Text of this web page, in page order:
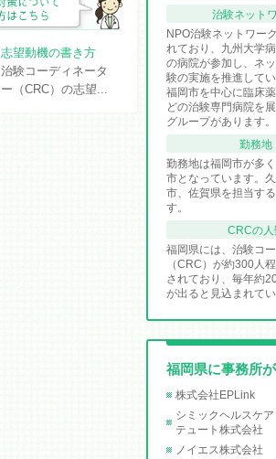
志望動機の書き方
治験コーディネータ
ー（CRC）の志望...
治験ネット
NPO治験ネットワー
れており、九州大学
の病院が参加し、ネ
験の実施を推進して
福岡市を中心に臨床
どの治験専門病院を
グループがあります。
勤務地
勤務地は福岡市が多
市となっています。
市、佐賀県を担当す
す。
CRCの人
福岡県には、治験コ
（CRC）が約300人
されており、毎年約
が出ると見込まれてい
福岡県に事務所
株式会社EPLink
シミックヘルスケ
テュート株式会社
ノイエス株式会社